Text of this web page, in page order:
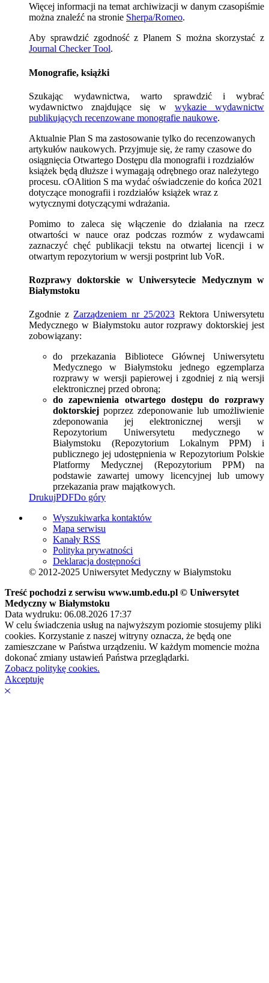
Więcej informacji na temat archiwizacji w danym czasopiśmie
można znaleźć na stronie Sherpa/Romeo.
Aby sprawdzić zgodność z Planem S można skorzystać z
Journal Checker Tool.
Monografie, książki
Szukając wydawnictwa, warto sprawdzić i wybrać
wydawnictwo znajdujące się w wykazie wydawnictw
publikujących recenzowane monografie naukowe.
Aktualnie Plan S ma zastosowanie tylko do recenzowanych
artykułów naukowych. Przyjmuje się, że ramy czasowe do
osiągnięcia Otwartego Dostępu dla monografii i rozdziałów
książek będą dłuższe i wymagają odrębnego oraz należytego
procesu. cOAlition S ma wydać oświadczenie do końca 2021
dotyczące monografii i rozdziałów książek wraz z
wytycznymi dotyczącymi wdrażania.
Pomimo to zaleca się włączenie do działania na rzecz
otwartości w nauce oraz podczas rozmów z wydawcami
zaznaczyć chęć publikacji tekstu na otwartej licencji i w
otwartym repozytorium w wersji postprint lub VoR.
Rozprawy doktorskie w Uniwersytecie Medycznym w
Białymstoku
Zgodnie zZarządzeniem nr 25/2023Rektora Uniwersytetu
Medycznego w Białymstoku autor rozprawy doktorskiej jest
zobowiązany:
do przekazania Bibliotece Głównej Uniwersytetu
Medycznego w Białymstoku jednego egzemplarza
rozprawy w wersji papierowej i zgodniej z nią wersji
elektronicznej przed obroną;
do zapewnienia otwartego dostępu do rozprawy
doktorskiej poprzez zdeponowanie lub umożliwienie
zdeponowania jej elektronicznej wersji w
Repozytorium Uniwersytetu medycznego w
Białymstoku (Repozytorium Lokalnym PPM) i
publicznego jej udostępnienia w Repozytorium Polskie
Platformy Medycznej (Repozytorium PPM) na
podstawie zawartej umowy licencyjnej lub umowy
przekazania praw majątkowych.
DrukujPDFDo góry
Wyszukiwarka kontaktów
Mapa serwisu
Kanały RSS
Polityka prywatności
Deklaracja dostępności
© 2012-2025 Uniwersytet Medyczny w Białymstoku
Treść pochodzi z serwisu www.umb.edu.pl © Uniwersytet
Medyczny w Białymstoku
Data wydruku: 06.08.2026 17:37
W celu świadczenia usług na najwyższym poziomie stosujemy pliki
cookies. Korzystanie z naszej witryny oznacza, że będą one
zamieszczane w Państwa urządzeniu. W każdym momencie można
dokonać zmiany ustawień Państwa przeglądarki.
Zobacz politykę cookies.
Akceptuję